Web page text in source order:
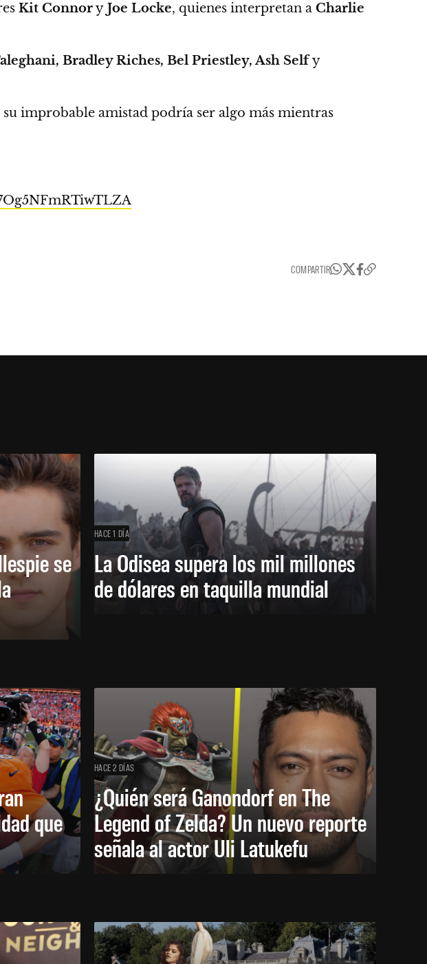
Kit Connory Joe Locke, quienes interpretan a Charlie
Bradley Riches, Bel Priestley, Ash Selfy
su improbable amistad podría ser algo más mientras
COMPARTIR
se
HACE 1 DÍA
La Odisea supera los mil millones
de dólares en taquilla mundial
que
HACE 2 DÍAS
¿Quién será Ganondorf en The
Legend of Zelda? Un nuevo reporte
señala al actor Uli Latukefu